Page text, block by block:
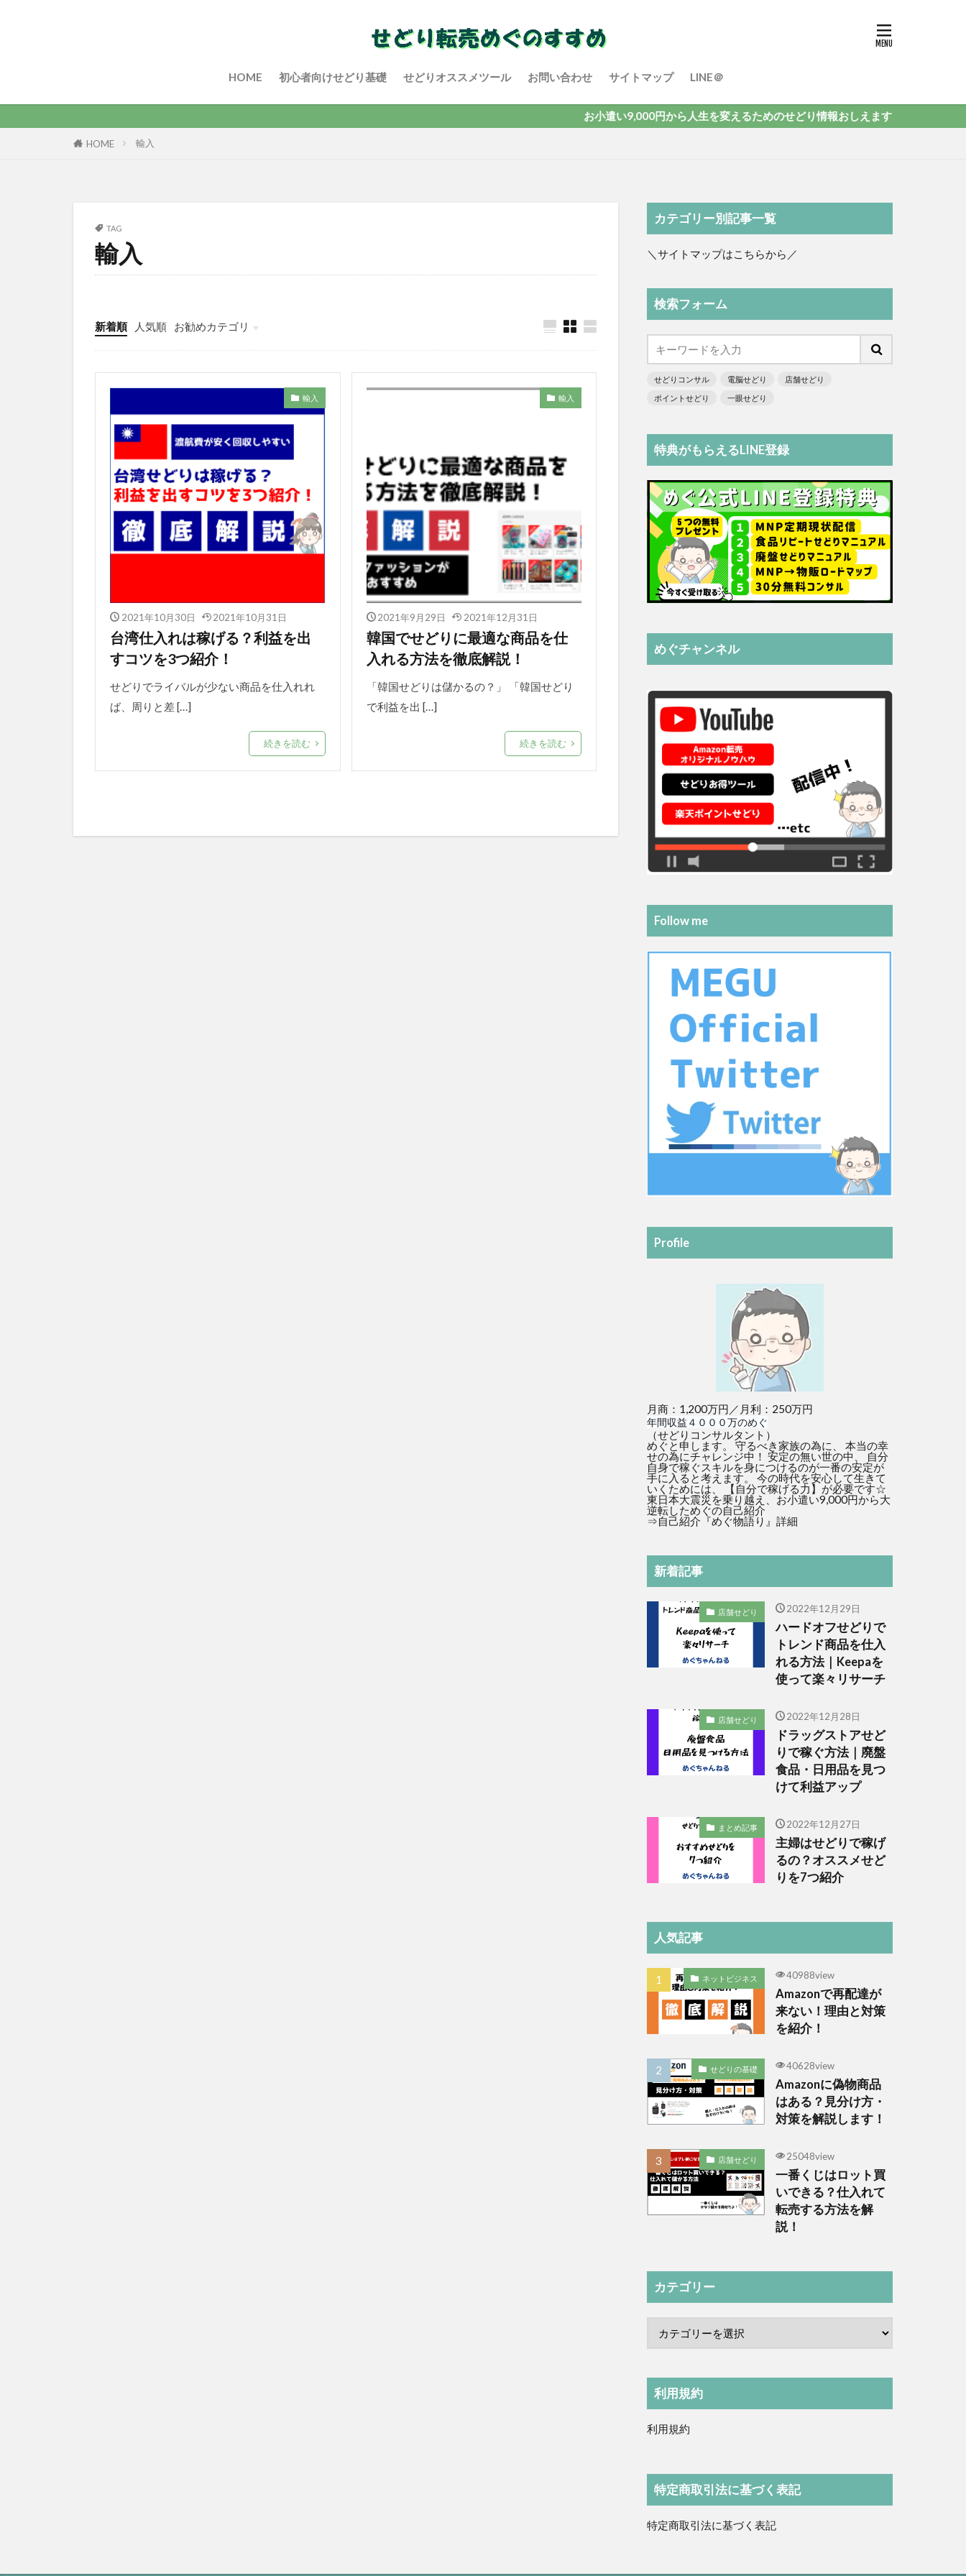
HOME 初心者向けせどり基礎 せどりオススメツール お問い合わせ サイトマップ LINE＠
お小遣い9,000円から人生を変えるためのせどり情報おしえます
HOME 輸入
TAG
輸入
新着順 人気順
お勧めカテゴリ
未分類
輸入
2021年10月30日 2021年10月31日
台湾仕入れは稼げる？利益を出
すコツを3つ紹介！
せどりでライバルが少ない商品を仕入れれ
ば、周りと差 […]
続きを読む
輸入
2021年9月29日 2021年12月31日
韓国でせどりに最適な商品を仕
入れる方法を徹底解説！
「韓国せどりは儲かるの？」 「韓国せどり
で利益を出 […]
続きを読む
カテゴリー別記事一覧
＼サイトマップはこちらから／
検索フォーム
せどりコンサル 電脳せどり
店舗せどり
ポイントせどり
一眼せどり
特典がもらえるLINE登録
めぐチャンネル
Follow me
Profile
月商：1,200万円／月利：250万円
年間収益４０００万のめぐ
（せどりコンサルタント）
めぐと申します。 守るべき家族の為に、 本当の幸
せの為にチャレンジ中！ 安定の無い世の中、 自分
自身で稼ぐスキルを身につけるのが一番の安定が
手に入ると考えます。 今の時代を安心して生きて
いくためには、 【自分で稼げる力】が必要です☆
東日本大震災を乗り越え、お小遣い9,000円から大
逆転しためぐの自己紹介
⇒自己紹介『めぐ物語り』詳細
新着記事
店舗せどり 2022年12月29日
ハードオフせどりで
トレンド商品を仕入
れる方法｜Keepaを
使って楽々リサーチ
店舗せどり 2022年12月28日
ドラッグストアせど
りで稼ぐ方法｜廃盤
食品・日用品を見つ
けて利益アップ
まとめ記事 2022年12月27日
主婦はせどりで稼げ
るの？オススメせど
りを7つ紹介
人気記事
ネットビジネス 40988view
Amazonで再配達が
来ない！理由と対策
を紹介！
せどりの基礎 40628view
Amazonに偽物商品
はある？見分け方・
対策を解説します！
店舗せどり 25048view
一番くじはロット買
いできる？仕入れて
転売する方法を解
説！
カテゴリー
利用規約
利用規約
特定商取引法に基づく表記
特定商取引法に基づく表記